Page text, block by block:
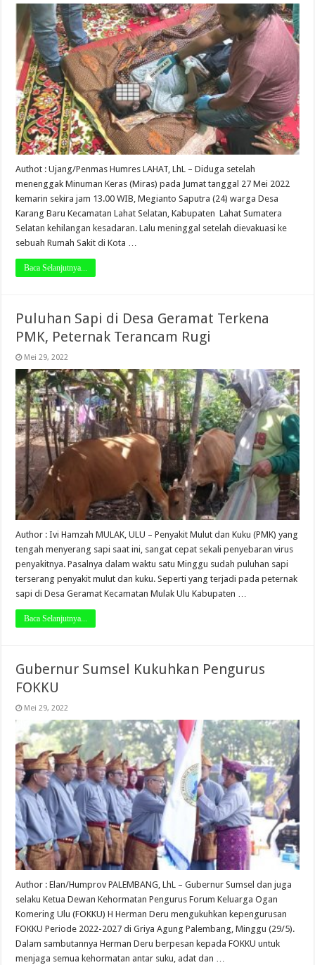
Authot : Ujang/Penmas Humres LAHAT, LhL – Diduga setelah
menenggak Minuman Keras (Miras) pada Jumat tanggal 27 Mei 2022
kemarin sekira jam 13.00 WIB, Megianto Saputra (24) warga Desa
Karang Baru Kecamatan Lahat Selatan, Kabupaten Lahat Sumatera
Selatan kehilangan kesadaran. Lalu meninggal setelah dievakuasi ke
sebuah Rumah Sakit di Kota …
Baca Selanjutnya...
Puluhan Sapi di Desa Geramat Terkena
PMK, Peternak Terancam Rugi
Mei 29, 2022
Author : Ivi Hamzah MULAK, ULU – Penyakit Mulut dan Kuku (PMK) yang
tengah menyerang sapi saat ini, sangat cepat sekali penyebaran virus
penyakitnya. Pasalnya dalam waktu satu Minggu sudah puluhan sapi
terserang penyakit mulut dan kuku. Seperti yang terjadi pada peternak
sapi di Desa Geramat Kecamatan Mulak Ulu Kabupaten …
Baca Selanjutnya...
Gubernur Sumsel Kukuhkan Pengurus
FOKKU
Mei 29, 2022
Author : Elan/Humprov PALEMBANG, LhL – Gubernur Sumsel dan juga
selaku Ketua Dewan Kehormatan Pengurus Forum Keluarga Ogan
Komering Ulu (FOKKU) H Herman Deru mengukuhkan kepengurusan
FOKKU Periode 2022-2027 di Griya Agung Palembang, Minggu (29/5).
Dalam sambutannya Herman Deru berpesan kepada FOKKU untuk
menjaga semua kehormatan antar suku, adat dan …